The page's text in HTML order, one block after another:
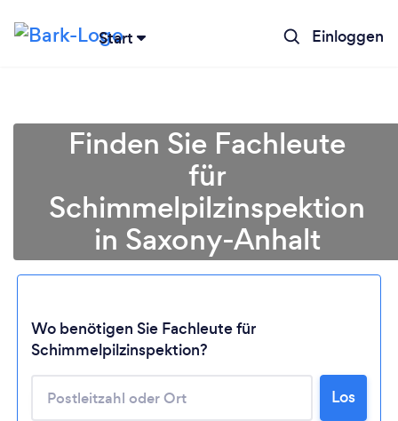
Start Einloggen
Lädt ...
Bitte warten ...
Finden Sie Fachleute
für
Schimmelpilzinspektion
in Saxony-Anhalt
Wo benötigen Sie Fachleute für
Schimmelpilzinspektion?
Los